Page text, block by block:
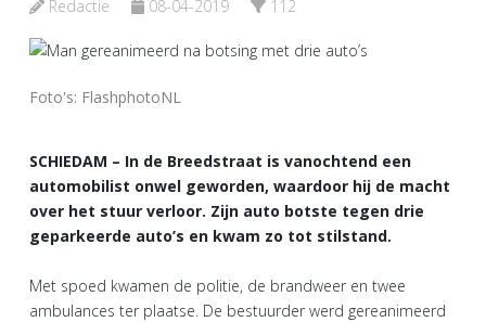
Redactie 08-04-2019 112
Foto's: FlashphotoNL
SCHIEDAM – In de Breedstraat is vanochtend een
automobilist onwel geworden, waardoor hij de macht
over het stuur verloor. Zijn auto botste tegen drie
geparkeerde auto’s en kwam zo tot stilstand.
Met spoed kwamen de politie, de brandweer en twee
ambulances ter plaatse. De bestuurder werd gereanimeerd